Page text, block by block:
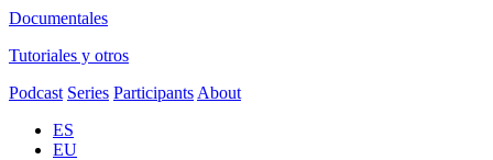
Documentales
Tutoriales y otros
Podcast Series Participants About
ES
EU